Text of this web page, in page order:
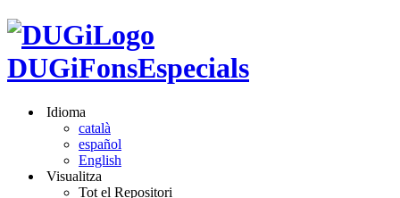
DUGiFonsEspecials
Idioma
català
español
English
Visualitza
Tot el Repositori